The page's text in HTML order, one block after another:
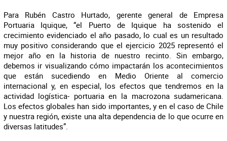
Para Rubén Castro Hurtado, gerente general de Empresa
Portuaria Iquique, “el Puerto de Iquique ha sostenido el
crecimiento evidenciado el año pasado, lo cual es un resultado
muy positivo considerando que el ejercicio 2025 representó el
mejor año en la historia de nuestro recinto. Sin embargo,
debemos ir visualizando cómo impactarán los acontecimientos
que están sucediendo en Medio Oriente al comercio
internacional y, en especial, los efectos que tendremos en la
actividad logística- portuaria en la macrozona sudamericana.
Los efectos globales han sido importantes, y en el caso de Chile
y nuestra región, existe una alta dependencia de lo que ocurre en
diversas latitudes”.